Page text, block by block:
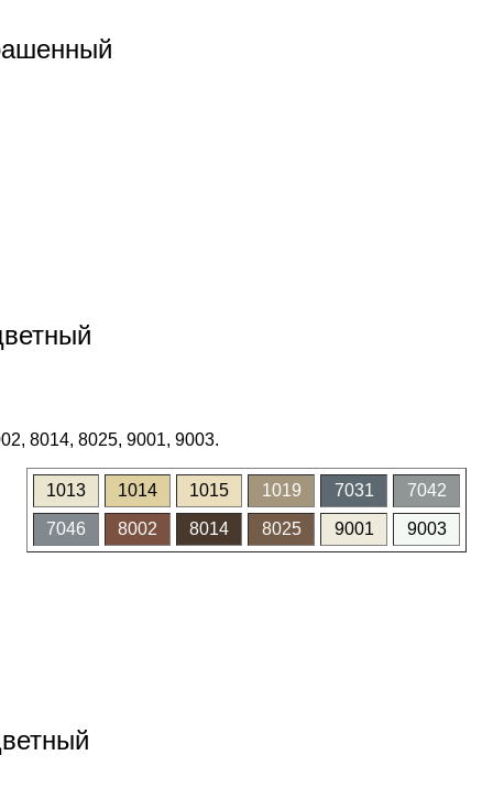
8014, 8025, 9001, 9003.
1013 1014 1015 1019 7031 7042
7046 8002 8014 8025 9001 9003